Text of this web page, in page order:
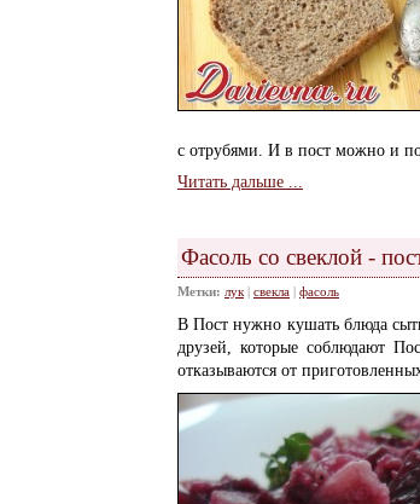
с отрубями. И в пост можно и
Читать дальше ...
Фасоль со свеклой -
Метки: лук свекла фасоль
В Пост нужно кушать блюда
друзей, которые соблюдают
отказываются от